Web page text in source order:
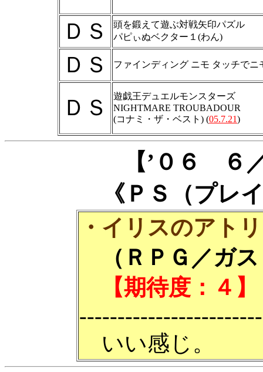
ＤＳ
頭を鍛えて遊ぶ対戦矢印パズル
パピぃぬベクター１(わん)
ＤＳ ファインディング ニモ タッチでニ
ＤＳ
遊戯王デュエルモンスターズ
NIGHTMARE TROUBADOUR
(コナミ・ザ・ベスト) (05.7.21)
【’０６ ６
《ＰＳ（プレ
・イリスのアト
（ＲＰＧ／ガス
【期待度：４】
いい感じ。